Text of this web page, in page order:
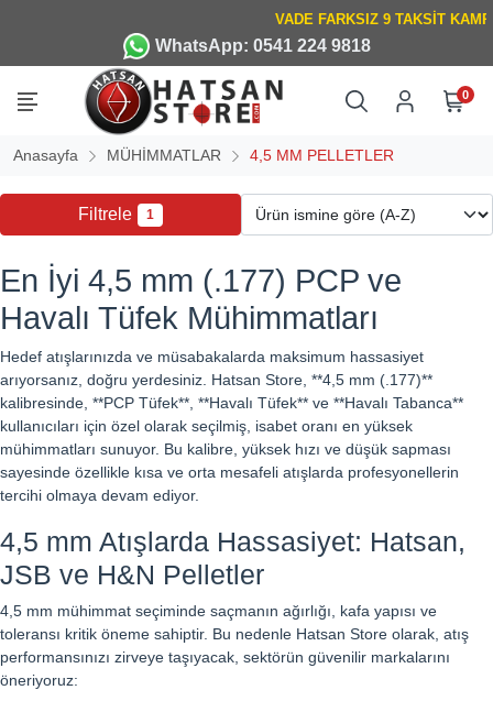
WhatsApp: 0541 224 9818
0
Anasayfa MÜHİMMATLAR 4,5 MM PELLETLER
Filtrele 1
En İyi 4,5 mm (.177) PCP ve
Havalı Tüfek Mühimmatları
Hedef atışlarınızda ve müsabakalarda maksimum hassasiyet
arıyorsanız, doğru yerdesiniz. Hatsan Store, **4,5 mm (.177)**
kalibresinde, **PCP Tüfek**, **Havalı Tüfek** ve **Havalı Tabanca**
kullanıcıları için özel olarak seçilmiş, isabet oranı en yüksek
mühimmatları sunuyor. Bu kalibre, yüksek hızı ve düşük sapması
sayesinde özellikle kısa ve orta mesafeli atışlarda profesyonellerin
tercihi olmaya devam ediyor.
4,5 mm Atışlarda Hassasiyet: Hatsan,
JSB ve H&N Pelletler
4,5 mm mühimmat seçiminde saçmanın ağırlığı, kafa yapısı ve
toleransı kritik öneme sahiptir. Bu nedenle Hatsan Store olarak, atış
performansınızı zirveye taşıyacak, sektörün güvenilir markalarını
öneriyoruz: